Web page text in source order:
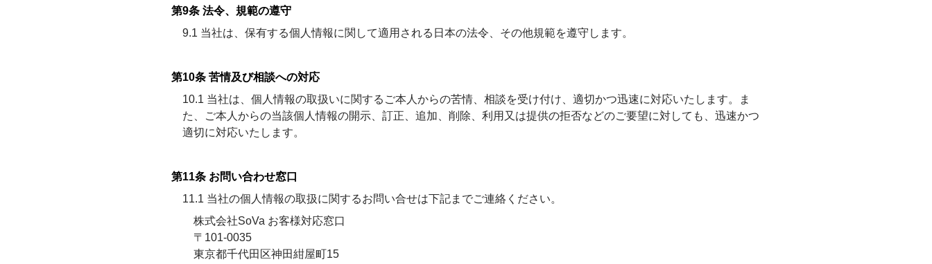
第9条 法令、規範の遵守
9.1 当社は、保有する個人情報に関して適用される日本の法令、その他規範を遵守します。
第10条 苦情及び相談への対応
10.1 当社は、個人情報の取扱いに関するご本人からの苦情、相談を受け付け、適切かつ迅速に対応いたします。ま
た、ご本人からの当該個人情報の開示、訂正、追加、削除、利用又は提供の拒否などのご要望に対しても、迅速かつ
適切に対応いたします。
第11条 お問い合わせ窓口
11.1 当社の個人情報の取扱に関するお問い合せは下記までご連絡ください。
株式会社SoVa お客様対応窓口
〒101-0035
東京都千代田区神田紺屋町15